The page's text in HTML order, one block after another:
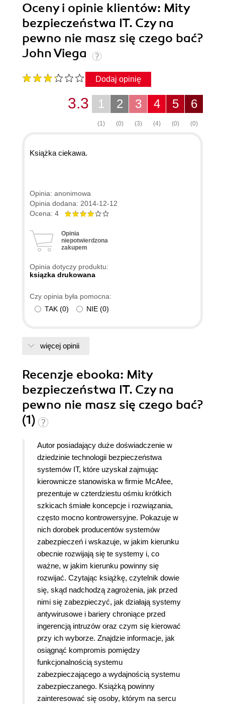
Oceny i opinie klientów: Mity
bezpieczeństwa IT. Czy na
pewno nie masz się czego bać?
John Viega
Dodaj opinię
6
(0)
5
(0)
4
(4)
3
(3)
2
(0)
1
(1)
3.3
Książka ciekawa.
Opinia: anonimowa
Opinia dodana: 2014-12-12
Ocena: 4
Opinia
niepotwierdzona
zakupem
Opinia dotyczy produktu:
ksiązka drukowana
Czy opinia była pomocna:
TAK (0) NIE (0)
więcej opinii
Recenzje ebooka: Mity
bezpieczeństwa IT. Czy na
pewno nie masz się czego bać?
(1)
Autor posiadający duże doświadczenie w
dziedzinie technologii bezpieczeństwa
systemów IT, które uzyskał zajmując
kierownicze stanowiska w firmie McAfee,
prezentuje w czterdziestu ośmiu krótkich
szkicach śmiałe koncepcje i rozwiązania,
często mocno kontrowersyjne. Pokazuje w
nich dorobek producentów systemów
zabezpieczeń i wskazuje, w jakim kierunku
obecnie rozwijają się te systemy i, co
ważne, w jakim kierunku powinny się
rozwijać. Czytając książkę, czytelnik dowie
się, skąd nadchodzą zagrożenia, jak przed
nimi się zabezpieczyć, jak działają systemy
antywirusowe i bariery chroniące przed
ingerencją intruzów oraz czym się kierować
przy ich wyborze. Znajdzie informacje, jak
osiągnąć kompromis pomiędzy
funkcjonalnością systemu
zabezpieczającego a wydajnością systemu
zabezpieczanego. Książką powinny
zainteresować się osoby, którym na sercu